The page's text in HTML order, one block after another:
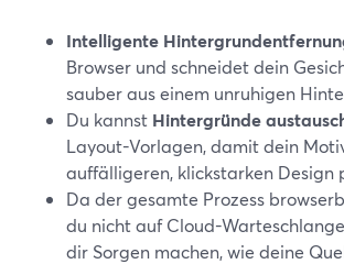
Intelligente
Browser und schneidet dein
sauber aus einem unruhigen
Du kannst Hintergründe
Layout-Vorlagen, damit dein
auffälligeren, klickstarken Design
Da der gesamte Prozess
du nicht auf Cloud-
dir Sorgen machen, wie deine